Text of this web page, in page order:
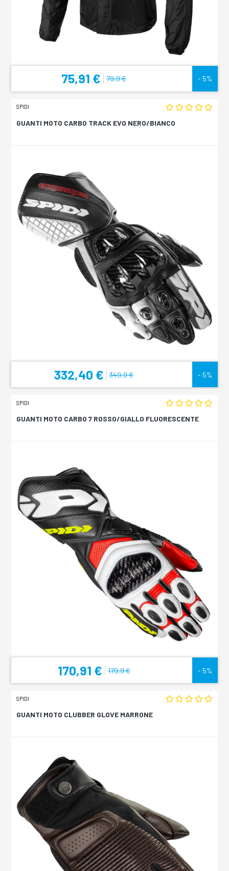
75,91 € 79,9 € - 5%
SPIDI
GUANTI MOTO CARBO TRACK EVO NERO/BIANCO
332,40 € 349,9 € - 5%
SPIDI
GUANTI MOTO CARBO 7 ROSSO/GIALLO FLUORESCENTE
170,91 € 179,9 € - 5%
SPIDI
GUANTI MOTO CLUBBER GLOVE MARRONE